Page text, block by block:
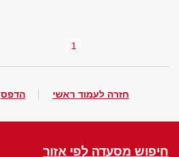
1
חזרה לעמוד ראשי הדפס
חיפוש מסעדה לפי אזור